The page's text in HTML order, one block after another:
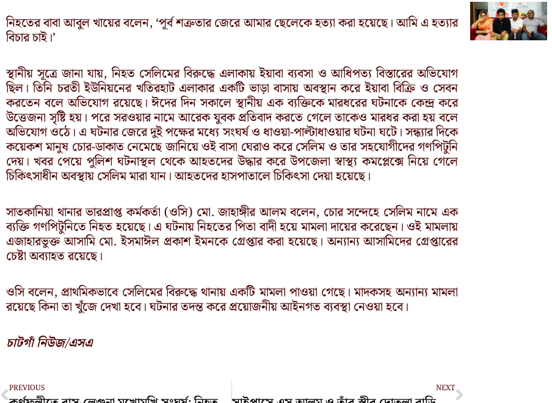
নিহতের বাবা আবুল খায়ের বলেন, ‘পূর্ব শত্রুতার জেরে আমার ছেলেকে হত্যা করা হয়েছে। আমি এ হত্যার
বিচার চাই।’
স্থানীয় সূত্রে জানা যায়, নিহত সেলিমের বিরুদ্ধে এলাকায় ইয়াবা ব্যবসা ও আধিপত্য বিস্তারের অভিযোগ
ছিল। তিনি চরতী ইউনিয়নের খতিরহাট এলাকার একটি ভাড়া বাসায় অবস্থান করে ইয়াবা বিক্রি ও সেবন
করতেন বলে অভিযোগ রয়েছে। ঈদের দিন সকালে স্থানীয় এক ব্যক্তিকে মারধরের ঘটনাকে কেন্দ্র করে
উত্তেজনা সৃষ্টি হয়। পরে সরওয়ার নামে আরেক যুবক প্রতিবাদ করতে গেলে তাকেও মারধর করা হয় বলে
অভিযোগ ওঠে। এ ঘটনার জেরে দুই পক্ষের মধ্যে সংঘর্ষ ও ধাওয়া-পাল্টাধাওয়ার ঘটনা ঘটে। সন্ধ্যার দিকে
কয়েকশ মানুষ চোর-ডাকাত নেমেছে জানিয়ে ওই বাসা ঘেরাও করে সেলিম ও তার সহযোগীদের গণপিটুনি
দেয়। খবর পেয়ে পুলিশ ঘটনাস্থল থেকে আহতদের উদ্ধার করে উপজেলা স্বাস্থ্য কমপ্লেক্সে নিয়ে গেলে
চিকিৎসাধীন অবস্থায় সেলিম মারা যান। আহতদের হাসপাতালে চিকিৎসা দেয়া হয়েছে।
সাতকানিয়া থানার ভারপ্রাপ্ত কর্মকর্তা (ওসি) মো. জাহাঙ্গীর আলম বলেন, চোর সন্দেহে সেলিম নামে এক
ব্যক্তি গণপিটুনিতে নিহত হয়েছে। এ ঘটনায় নিহতের পিতা বাদী হয়ে মামলা দায়ের করেছেন। ওই মামলায়
এজাহারভুক্ত আসামি মো. ইসমাঈল প্রকাশ ইমনকে গ্রেপ্তার করা হয়েছে। অন্যান্য আসামিদের গ্রেপ্তারের
চেষ্টা অব্যাহত রয়েছে।
ওসি বলেন, প্রাথমিকভাবে সেলিমের বিরুদ্ধে থানায় একটি মামলা পাওয়া গেছে। মাদকসহ অন্যান্য মামলা
রয়েছে কিনা তা খুঁজে দেখা হবে। ঘটনার তদন্ত করে প্রয়োজনীয় আইনগত ব্যবস্থা নেওয়া হবে।
চাটগাঁ নিউজ/এসএ
Prev
PREVIOUS NEXTNext